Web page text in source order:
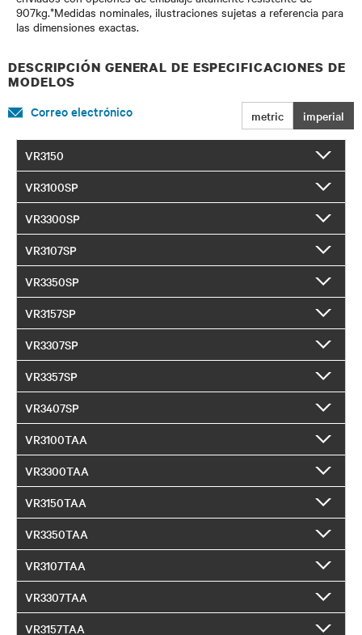
907kg.*Medidas nominales, ilustraciones sujetas a referencia para
las dimensiones exactas.
DESCRIPCIÓN GENERAL DE ESPECIFICACIONES DE
MODELOS
metric imperial
Correo electrónico
VR3150
VR3100SP
VR3300SP
VR3107SP
VR3350SP
VR3157SP
VR3307SP
VR3357SP
VR3407SP
VR3100TAA
VR3300TAA
VR3150TAA
VR3350TAA
VR3107TAA
VR3307TAA
VR3157TAA